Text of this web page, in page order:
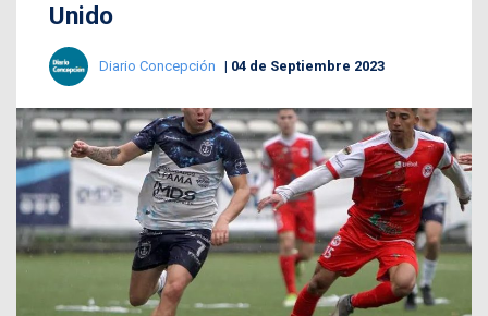
Unido
Diario Concepción 04 de Septiembre 2023